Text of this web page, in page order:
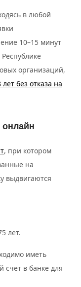
в любой
10–15 минут
организаций,
без отказа на
, при котором
на
выдвигаются
лет.
иметь
счет в банке для